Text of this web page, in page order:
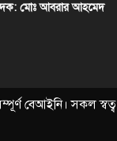
মোঃ আবরার আহমেদ
বেআইনি। সকল স্বত্ব